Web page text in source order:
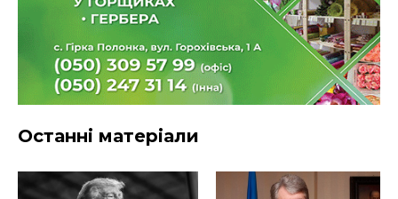
Останні матеріали